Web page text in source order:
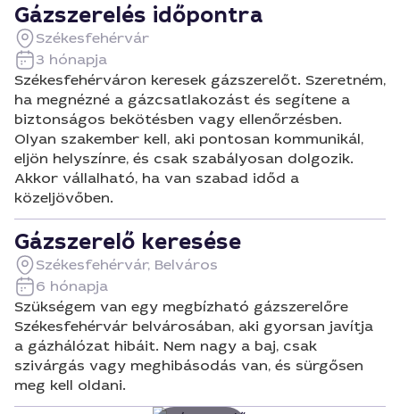
Gázszerelés időpontra
Székesfehérvár
3 hónapja
Székesfehérváron keresek gázszerelőt. Szeretném,
ha megnézné a gázcsatlakozást és segítene a
biztonságos bekötésben vagy ellenőrzésben.
Olyan szakember kell, aki pontosan kommunikál,
eljön helyszínre, és csak szabályosan dolgozik.
Akkor vállalható, ha van szabad időd a
közeljövőben.
Gázszerelő keresése
Székesfehérvár, Belváros
6 hónapja
Szükségem van egy megbízható gázszerelőre
Székesfehérvár belvárosában, aki gyorsan javítja
a gázhálózat hibáit. Nem nagy a baj, csak
szivárgás vagy meghibásodás van, és sürgősen
meg kell oldani.